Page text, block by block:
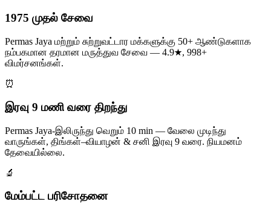
1975 முதல் சேவை
Permas Jaya மற்றும் சுற்றுவட்டார மக்களுக்கு 50+ ஆண்டுகளாக
நம்பகமான தரமான மருத்துவ சேவை — 4.9★, 998+
விமர்சனங்கள்.
⏰
இரவு 9 மணி வரை திறந்து
Permas Jaya-இலிருந்து வெறும் 10 min — வேலை முடிந்து
வாருங்கள், திங்கள்–வியாழன் & சனி இரவு 9 வரை. நியமனம்
தேவையில்லை.
🔬
மேம்பட்ட பரிசோதனை